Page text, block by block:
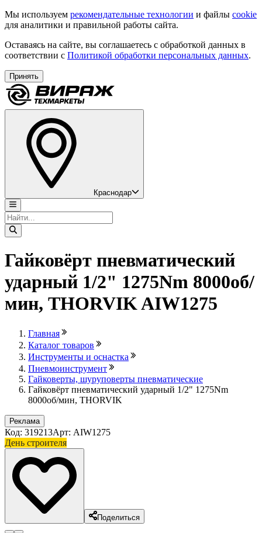
Мы используем рекомендательные технологии и файлы cookie
для аналитики и правильной работы сайта.
Оставаясь на сайте, вы соглашаетесь с обработкой данных в
соответствии с Политикой обработки персональных данных.
Принять
Краснодар
Гайковёрт пневматический
ударный 1/2" 1275Nm 8000об/
мин, THORVIK AIW1275
Главная
Каталог товаров
Инструменты и оснастка
Пневмоинструмент
Гайковерты, шуруповерты пневматические
Гайковёрт пневматический ударный 1/2" 1275Nm
8000об/мин, THORVIK
Реклама
Код: 319213Арт: AIW1275
День строителя
Поделиться